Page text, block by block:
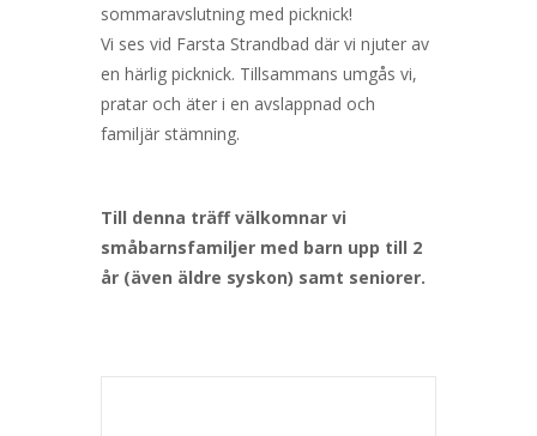
sommaravslutning med picknick!
Vi ses vid Farsta Strandbad där vi njuter av
en härlig picknick. Tillsammans umgås vi,
pratar och äter i en avslappnad och
familjär stämning.
Till denna träff välkomnar vi
småbarnsfamiljer med barn upp till 2
år (även äldre syskon) samt seniorer.